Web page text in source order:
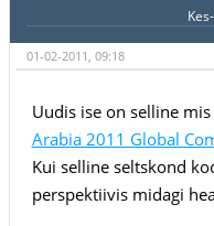
01-02-2011, 09:18
Uudis ise on selline
Arabia 2011 Global
Kui selline seltskond
perspektiivis midagi